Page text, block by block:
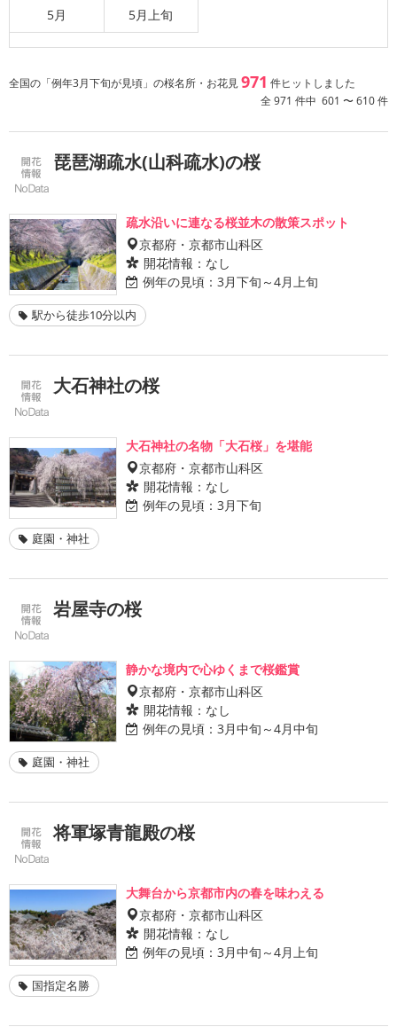
5月 5月上旬
全国の「例年3月下旬が見頃」の桜名所・お花見971 件ヒットしました
全 971 件中 601 〜 610 件
琵琶湖疏水(山科疏水)の桜
疏水沿いに連なる桜並木の散策スポット
京都府・京都市山科区
開花情報： なし
例年の見頃： 3月下旬～4月上旬
駅から徒歩10分以内
大石神社の桜
大石神社の名物「大石桜」を堪能
京都府・京都市山科区
開花情報： なし
例年の見頃： 3月下旬
庭園・神社
岩屋寺の桜
静かな境内で心ゆくまで桜鑑賞
京都府・京都市山科区
開花情報： なし
例年の見頃： 3月中旬～4月中旬
庭園・神社
将軍塚青龍殿の桜
大舞台から京都市内の春を味わえる
京都府・京都市山科区
開花情報： なし
例年の見頃： 3月中旬～4月上旬
国指定名勝